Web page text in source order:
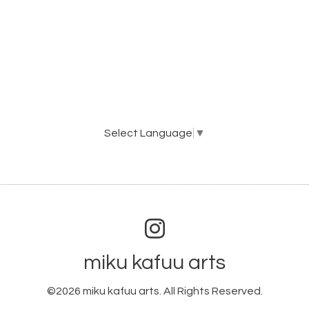
Select Language ▼
miku kafuu arts
©2026 miku kafuu arts. All Rights Reserved.